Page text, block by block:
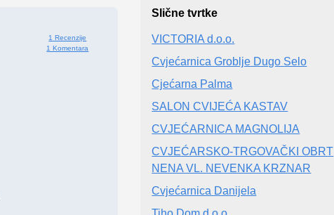
1 Recenzije
1 Komentara
Slične tvrtke
VICTORIA d.o.o.
Cvjećarnica Groblje Dugo Selo
Cjećarna Palma
SALON CVIJEĆA KASTAV
CVJEĆARNICA MAGNOLIJA
CVJEĆARSKO-TRGOVAČKI OBRT
NENA VL. NEVENKA KRZNAR
Cvjećarnica Danijela